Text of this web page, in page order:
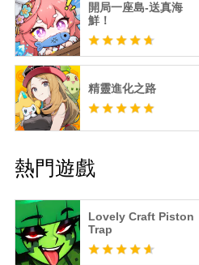
開局一座島-送真海
鮮！
精靈進化之路
熱門遊戲
Lovely Craft Piston
Trap